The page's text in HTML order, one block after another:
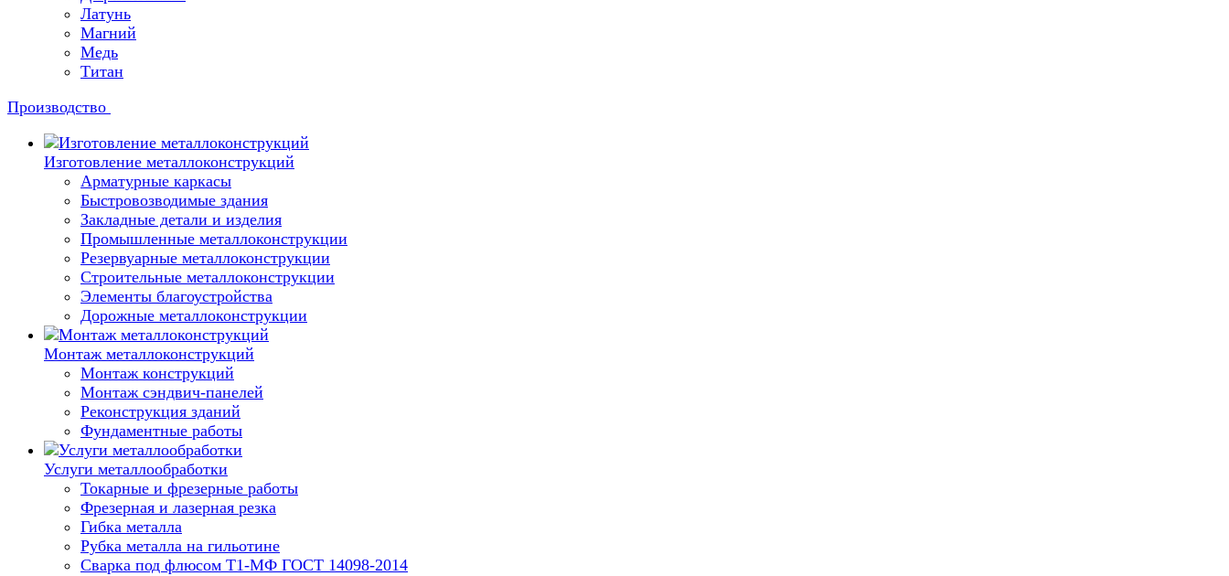
Латунь
Магний
Медь
Титан
Производство
Изготовление металлоконструкций
Арматурные каркасы
Быстровозводимые здания
Закладные детали и изделия
Промышленные металлоконструкции
Резервуарные металлоконструкции
Строительные металлоконструкции
Элементы благоустройства
Дорожные металлоконструкции
Монтаж металлоконструкций
Монтаж конструкций
Монтаж сэндвич-панелей
Реконструкция зданий
Фундаментные работы
Услуги металлообработки
Токарные и фрезерные работы
Фрезерная и лазерная резка
Гибка металла
Рубка металла на гильотине
Сварка под флюсом Т1-МФ ГОСТ 14098-2014